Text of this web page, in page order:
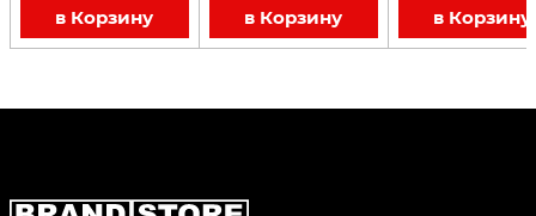
в Корзину в Корзину в Корзину